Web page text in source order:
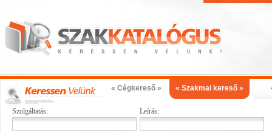
« Cégkereső » « Szakmai kereső »
Szolgáltatás: Leírás: